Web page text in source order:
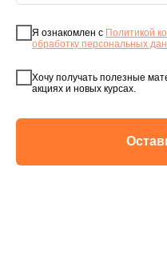
Я ознакомлен с Политикой
обработку персональных
Хочу получать полезные
акциях и новых курсах.